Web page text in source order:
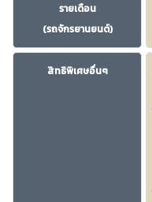
รายเดือน
(รถจักรยานยนต์)
สิทธิพิเศษอื่นๆ